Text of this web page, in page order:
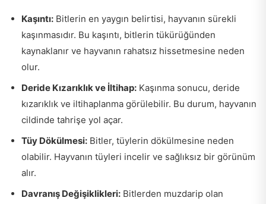
Kaşıntı: Bitlerin en yaygın belirtisi, hayvanın sürekli
kaşınmasıdır. Bu kaşıntı, bitlerin tükürüğünden
kaynaklanır ve hayvanın rahatsız hissetmesine neden
olur.
Deride Kızarıklık ve İltihap: Kaşınma sonucu, deride
kızarıklık ve iltihaplanma görülebilir. Bu durum, hayvanın
cildinde tahrişe yol açar.
Tüy Dökülmesi: Bitler, tüylerin dökülmesine neden
olabilir. Hayvanın tüyleri incelir ve sağlıksız bir görünüm
alır.
Davranış Değişiklikleri: Bitlerden muzdarip olan